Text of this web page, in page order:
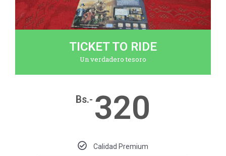
TICKET TO RIDE
Un verdadero tesoro
Bs.- 320
Calidad Premium